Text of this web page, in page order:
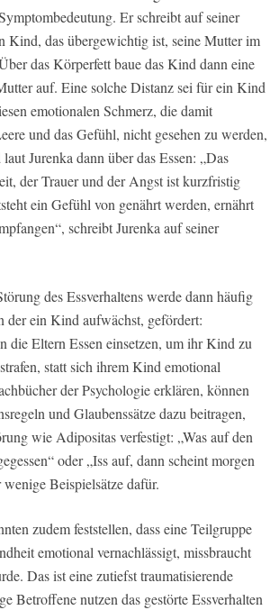
Er schreibt auf seiner
Kind, das übergewichtig ist, seine Mutter im
das Körperfett baue das Kind dann eine
auf. Eine solche Distanz sei für ein Kind
emotionalen Schmerz, die damit
und das Gefühl, nicht gesehen zu werden,
Jurenka dann über das Essen: „Das
der Trauer und der Angst ist kurzfristig
ein Gefühl von genährt werden, ernährt
schreibt Jurenka auf seiner
des Essverhaltens werde dann häufig
der ein Kind aufwächst, gefördert:
die Eltern Essen einsetzen, um ihr Kind zu
statt sich ihrem Kind emotional
der Psychologie erklären, können
und Glaubenssätze dazu beitragen,
wie Adipositas verfestigt: „Was auf den
oder „Iss auf, dann scheint morgen
Beispielsätze dafür.
zudem feststellen, dass eine Teilgruppe
emotional vernachlässigt, missbraucht
Das ist eine zutiefst traumatisierende
Betroffene nutzen das gestörte Essverhalten